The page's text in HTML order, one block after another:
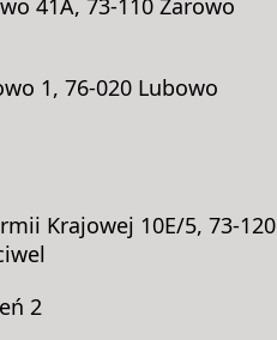
41A, 73-110 Żarowo
1, 76-020 Lubowo
Krajowej 10E/5, 73-120
2